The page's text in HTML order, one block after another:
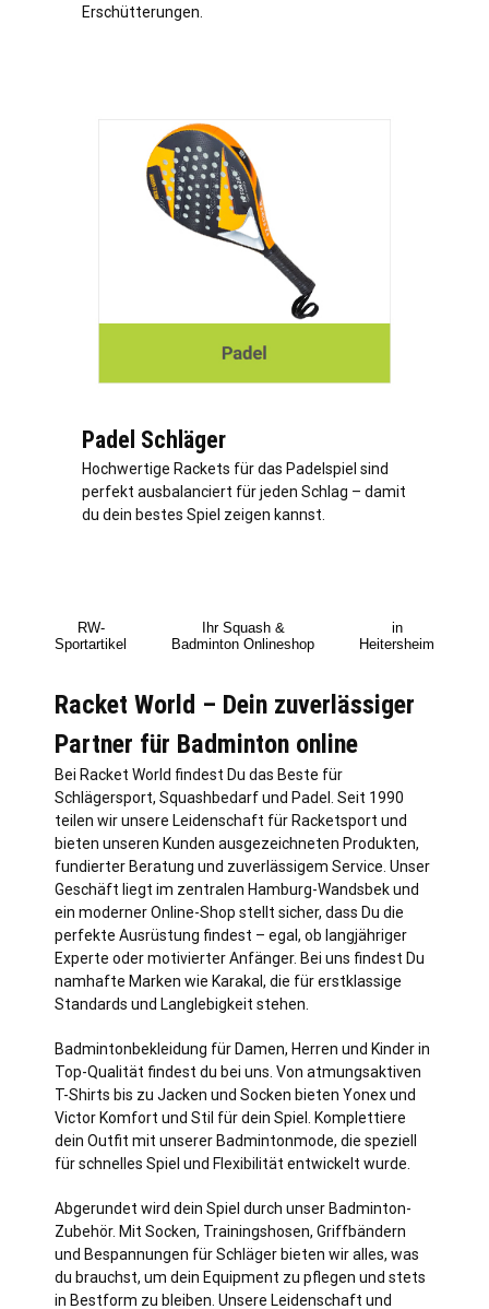
Erschütterungen.
Padel Schläger
Hochwertige Rackets für das Padelspiel sind
perfekt ausbalanciert für jeden Schlag – damit
du dein bestes Spiel zeigen kannst.
RW-
Sportartikel
Ihr Squash &
Badminton Onlineshop
in
Heitersheim
Racket World – Dein zuverlässiger
Partner für Badminton online
Bei Racket World findest Du das Beste für
Schlägersport, Squashbedarf und Padel. Seit 1990
teilen wir unsere Leidenschaft für Racketsport und
bieten unseren Kunden ausgezeichneten Produkten,
fundierter Beratung und zuverlässigem Service. Unser
Geschäft liegt im zentralen Hamburg-Wandsbek und
ein moderner Online-Shop stellt sicher, dass Du die
perfekte Ausrüstung findest – egal, ob langjähriger
Experte oder motivierter Anfänger. Bei uns findest Du
namhafte Marken wie Karakal, die für erstklassige
Standards und Langlebigkeit stehen.
Badmintonbekleidung für Damen, Herren und Kinder in
Top-Qualität findest du bei uns. Von atmungsaktiven
T-Shirts bis zu Jacken und Socken bieten Yonex und
Victor Komfort und Stil für dein Spiel. Komplettiere
dein Outfit mit unserer Badmintonmode, die speziell
für schnelles Spiel und Flexibilität entwickelt wurde.
Abgerundet wird dein Spiel durch unser Badminton-
Zubehör. Mit Socken, Trainingshosen, Griffbändern
und Bespannungen für Schläger bieten wir alles, was
du brauchst, um dein Equipment zu pflegen und stets
in Bestform zu bleiben. Unsere Leidenschaft und